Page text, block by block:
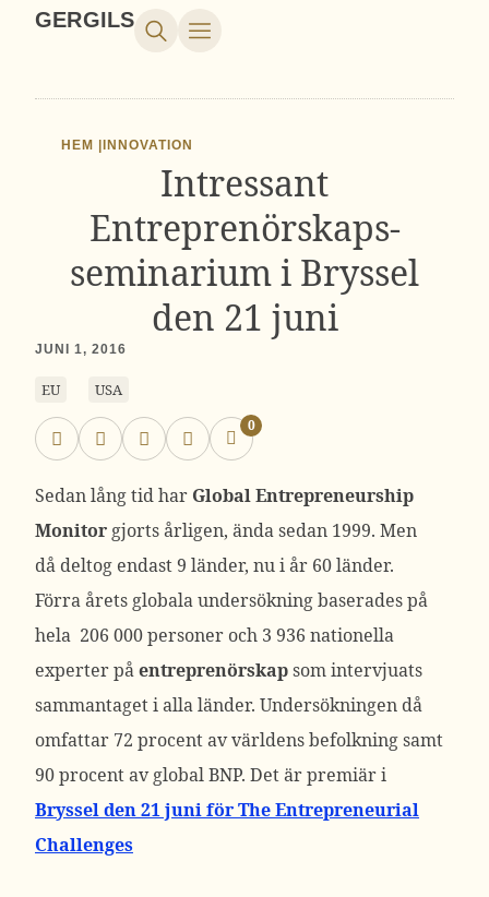
GERGILS
HEM | INNOVATION
Intressant
Entreprenörskaps-
seminarium i Bryssel
den 21 juni
JUNI 1, 2016
EU USA
0
Sedan lång tid har Global Entrepreneurship
Monitor gjorts årligen, ända sedan 1999. Men
då deltog endast 9 länder, nu i år 60 länder.
Förra årets globala undersökning baserades på
hela 206 000 personer och 3 936 nationella
experter påentreprenörskapsom intervjuats
sammantaget i alla länder. Undersökningen då
omfattar 72 procent av världens befolkning samt
90 procent av global BNP. Det är premiär i
Bryssel den 21 juni för The Entrepreneurial
Challenges